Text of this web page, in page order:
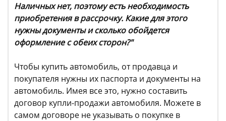
Наличных нет, поэтому есть необходимость
приобретения в рассрочку. Какие для этого
нужны документы и сколько обойдется
оформление с обеих сторон?"
Чтобы купить автомобиль, от продавца и
покупателя нужны их паспорта и документы на
автомобиль. Имея все это, нужно составить
договор купли-продажи автомобиля. Можете в
самом договоре не указывать о покупке в